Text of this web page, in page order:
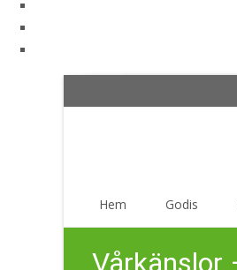
Hem Godis
Vårkänslor